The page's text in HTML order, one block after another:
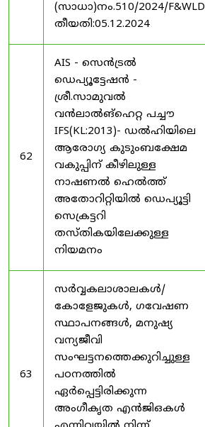
(സാധാ)നം.510/2024/F&WLD
തീയതി:05.12.2024
62
AIS - സെൻട്രൽ
ഡെപ്യൂട്ടേഷൻ -
ശ്രീ.സാമുവൽ
വൻലാൽങ്‌ഹെറ്റ പച്ചൗ
IFS(KL:2013)- ഡൽഹിയിലെ
ആരോഗ്യ കുടുംബക്ഷേമ
വകുപ്പിന് കീഴിലുള്ള
നാഷണൽ ഹെൽത്ത്
അതോറിറ്റിയിൽ ഡെപ്യൂട്ടി
സെക്രട്ടറി
തസ്തികയിലേക്കുള്ള
നിയമനം
63
സർവ്വകലാശാലകൾ/
കോളേജുകൾ, ഗവേഷണ
സ്ഥാപനങ്ങൾ, മനുഷ്യ
വന്യജീവി
സംഘട്ടനത്തെക്കുറിച്ചുള്ള
പഠനത്തിൽ
ഏർപ്പെട്ടിരിക്കുന്ന
അംഗീകൃത എൻജിഒകൾ